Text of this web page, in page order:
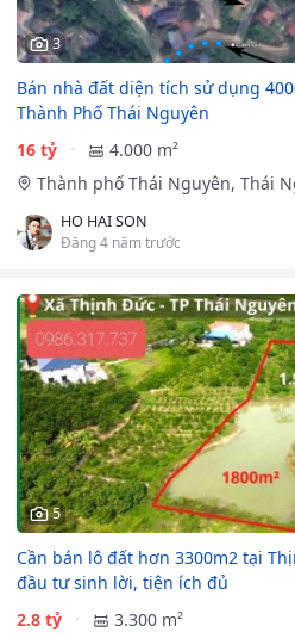
3
Bán nhà đất diện tích sử dụng
Thành Phố Thái Nguyên
16 tỷ
4.000 m²
Thành phố Thái Nguyên, Thái
HO HAI SON
Đăng 4 năm trước
5
Cần bán lô đất hơn 3300m2 tại
đầu tư sinh lời, tiện ích đủ
2.8 tỷ
3.300 m²